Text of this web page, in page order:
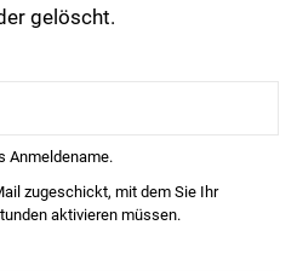
gelöscht.
Anmeldename.
zugeschickt, mit dem Sie Ihr
aktivieren müssen.